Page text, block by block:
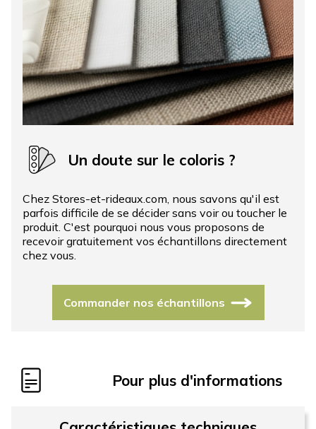
Un doute sur le coloris ?
Chez Stores-et-rideaux.com, nous savons qu'il est
parfois difficile de se décider sans voir ou toucher le
produit. C'est pourquoi nous vous proposons de
recevoir gratuitement vos échantillons directement
chez vous.
Commander nos échantillons
Pour plus d'informations